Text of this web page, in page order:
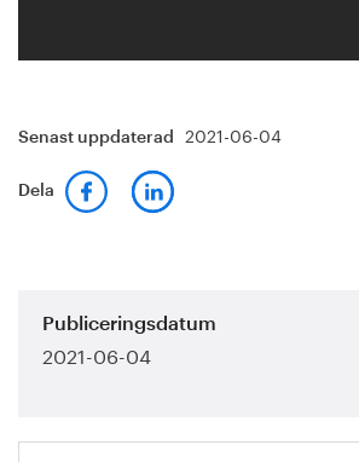
Senast uppdaterad 2021-06-04
Dela
Publiceringsdatum
2021-06-04